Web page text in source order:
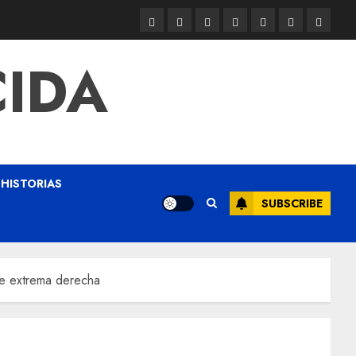
HISTORIAS
SUBSCRIBE
extrema derecha